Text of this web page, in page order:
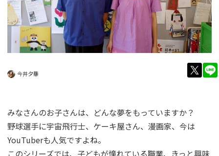
今井夕華
みなさんのお子さんは、どんな夢をもっていますか？
野球選手に宇宙飛行士、ケーキ屋さん、漫画家、今は
YouTuberも人気ですよね。
このシリーズでは、子どもが憧れている職業、きっと興味